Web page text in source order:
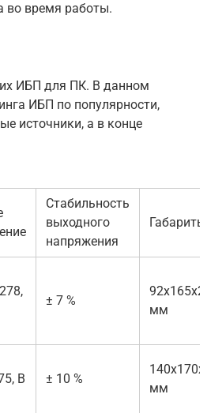
во время работы.
ИБП для ПК. В данном
ИБП по популярности,
источники, а в конце
Стабильность
выходного
напряжения
Габариты
± 7 %
92x165x285,
мм
В ± 10 %
140x170x340,
мм